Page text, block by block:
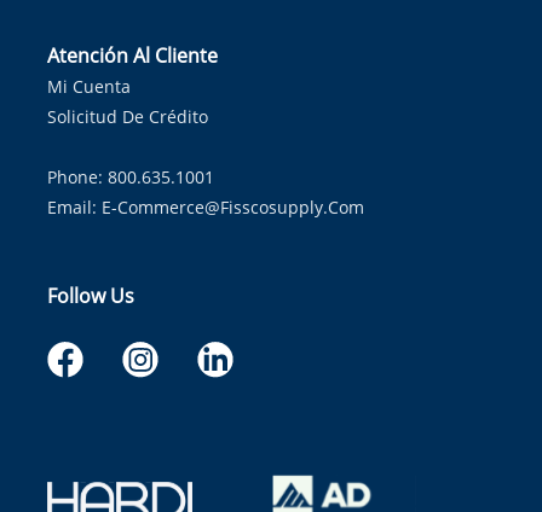
Atención Al Cliente
Mi Cuenta
Solicitud De Crédito
Phone: 800.635.1001
Email: E-Commerce@fisscosupply.com
Follow Us